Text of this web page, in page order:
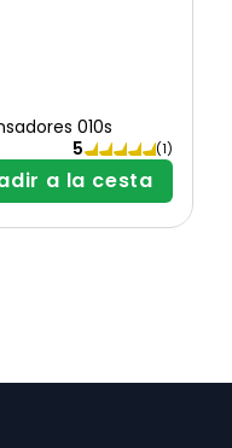
010s
La
valoración
media
del
5
a la cesta